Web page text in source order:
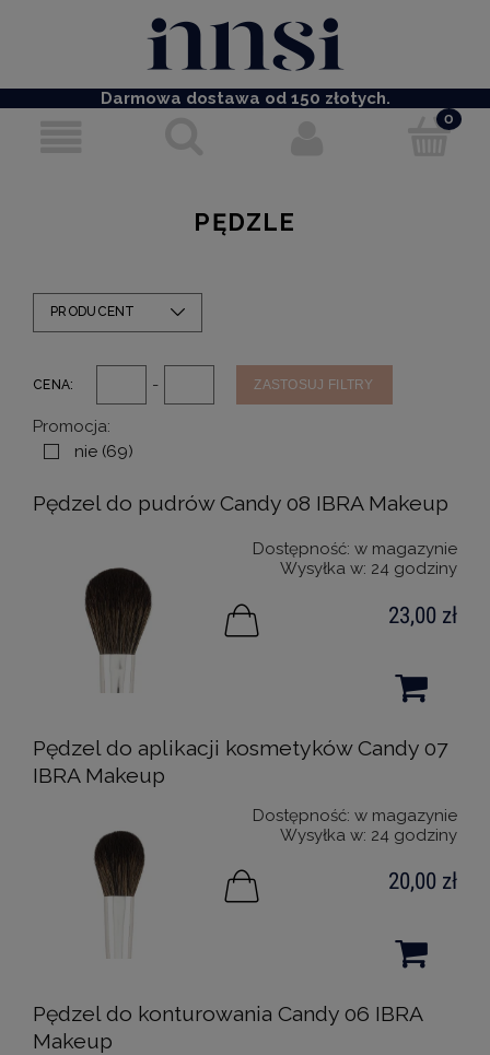
Darmowa dostawa od 150 złotych.
PĘDZLE
PRODUCENT
CENA: - ZASTOSUJ FILTRY
Promocja:
nie (69)
Pędzel do pudrów Candy 08 IBRA Makeup
Dostępność: w magazynie
Wysyłka w: 24 godziny
23,00 zł
Pędzel do aplikacji kosmetyków Candy 07
IBRA Makeup
Dostępność: w magazynie
Wysyłka w: 24 godziny
20,00 zł
Pędzel do konturowania Candy 06 IBRA
Makeup